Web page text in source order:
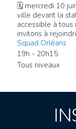
🗓 mercredi 10
ville devant la
accessible à
invitons à
Squad Orléans
19h - 20h15
Tous niveaux